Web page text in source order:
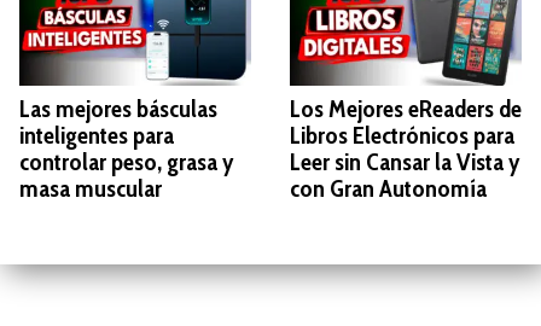
Las mejores básculas
inteligentes para
controlar peso, grasa y
masa muscular
Los Mejores eReaders de
Libros Electrónicos para
Leer sin Cansar la Vista y
con Gran Autonomía